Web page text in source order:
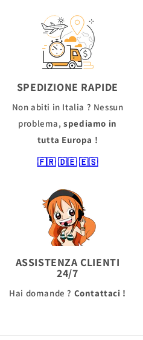
SPEDIZIONE RAPIDE
Non abiti in Italia ? Nessun
problema, spediamo in
tutta Europa !
🇫🇷🇩🇪🇪🇸
ASSISTENZA CLIENTI
24/7
Hai domande ? Contattaci !